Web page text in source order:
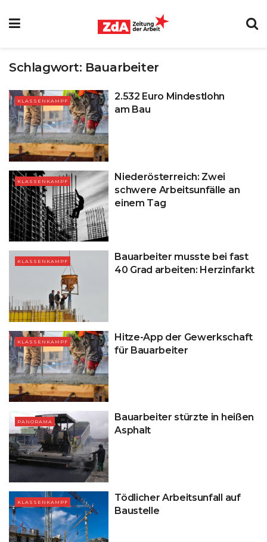
Schlagwort: Bauarbeiter
KLASSENKAMPF
2.532 Euro Mindestlohn
am Bau
KLASSENKAMPF
Niederösterreich: Zwei
schwere Arbeitsunfälle an
einem Tag
KLASSENKAMPF
Bauarbeiter musste bei fast
40 Grad arbeiten: Herzinfarkt
KLASSENKAMPF
Hitze-App der Gewerkschaft
für Bauarbeiter
PANORAMA
Bauarbeiter stürzte in heißen
Asphalt
KLASSENKAMPF
Tödlicher Arbeitsunfall auf
Baustelle